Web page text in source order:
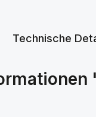
Technische